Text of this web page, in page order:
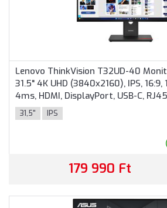
Lenovo ThinkVision T32UD-40
31.5" 4K UHD (3840x2160), IPS,
4ms, HDMI, DisplayPort, USB-C,
Fekete színben
31,5" IPS
179 990 Ft